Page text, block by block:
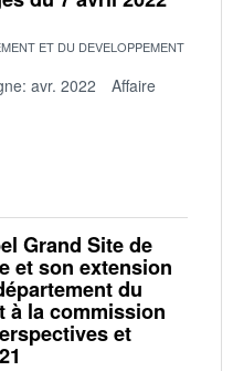
ET DU DEVELOPPEMENT
avr. 2022
Affaire
Grand Site de
et son extension
du
à la commission
et